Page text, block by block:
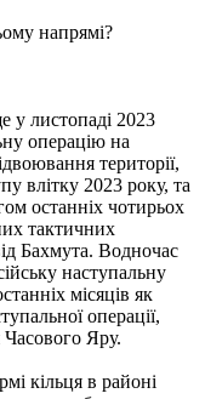
напрямі?
у листопаді 2023
операцію на
території,
влітку 2023 року, та
останніх чотирьох
тактичних
Бахмута. Водночас
наступальну
місяців як
операції,
Часового Яру.
кільця в районі